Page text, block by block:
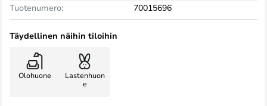
Tuotenumero:
70015696
Täydellinen näihin tiloihin
Olohuone
Lastenhuon
e